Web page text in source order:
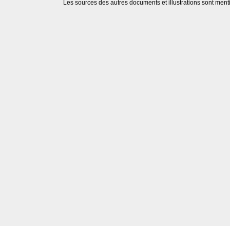
Les sources des autres documents et illustrations sont